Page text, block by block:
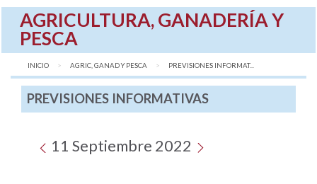
AGRICULTURA, GANADERÍA Y
PESCA
INICIO AGRIC, GANAD Y PESCA AQUÍ:
PREVISIONES INFORMAT...
PREVISIONES INFORMATIVAS
11 Septiembre 2022